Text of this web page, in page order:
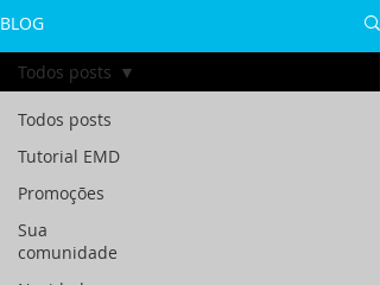
BLOG
Todos posts
Tutorial EMD
Promoções
Sua
comunidade
Todos posts